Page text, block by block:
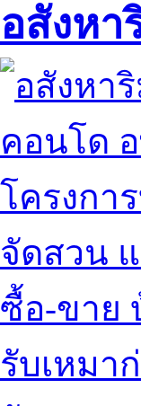
อสังหา
คอนโด
โครงกา
จัดสวน
ซื้อ-ขาย
รับเหมา